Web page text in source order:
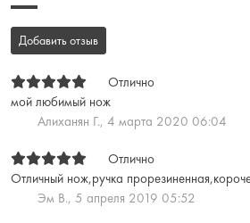
Добавить отзыв
Отлично
мой любимый нож
Алиханян Г., 4 марта 2020 06:04
Отлично
Отличный нож,ручка
Эм В., 5 апреля 2019 05:52